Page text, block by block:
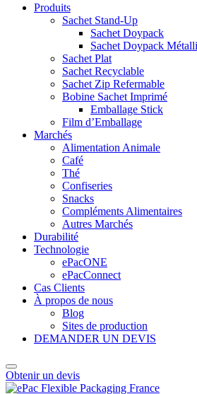
Produits
Sachet Stand-Up
Sachet Doypack
Sachet Doypack
Sachet Plat
Sachet Recyclable
Sachet Zip Refermable
Bobine Sachet Imprimé
Emballage Stick
Film d’Emballage
Marchés
Alimentation Animale
Café
Thé
Confiseries
Snacks
Compléments Alimentaires
Autres Marchés
Durabilité
Technologie
ePacONE
ePacConnect
Cas Clients
À propos de nous
Blog
Sites de production
DEMANDER UN DEVIS
Obtenir un devis